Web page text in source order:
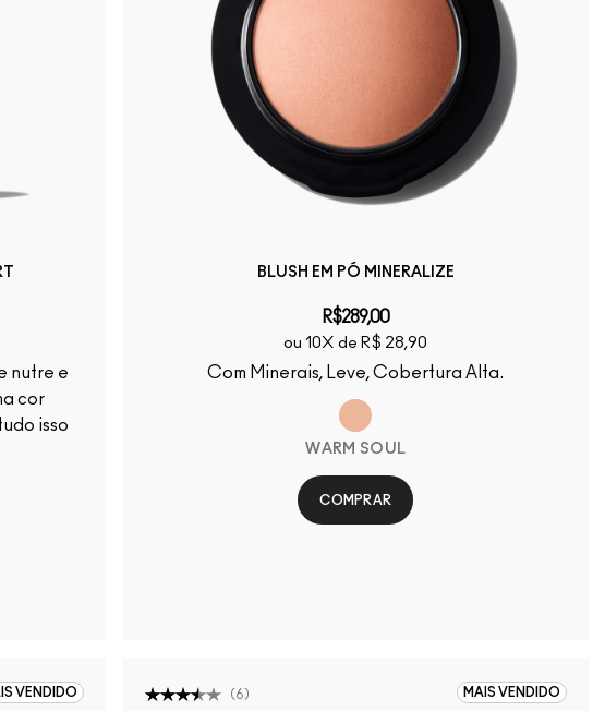
nutre e
cor
isso
BLUSH EM PÓ MINERALIZE
R$289,00
ou 10X de R$ 28,90
Com Minerais, Leve, Cobertura Alta.
WARM SOUL
COMPRAR
VENDIDO MAIS VENDIDO
( 6 )